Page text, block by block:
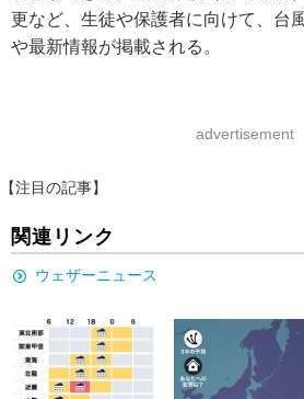
更など、生徒や保護者に向けて、台
や最新情報が掲載される。
advertisement
【注目の記事】
関連リンク
ウェザーニュース